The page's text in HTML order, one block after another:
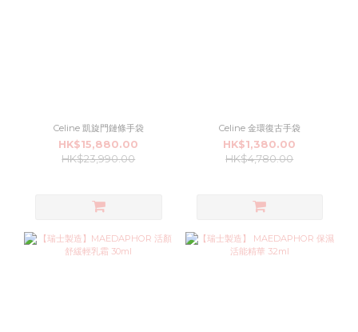
Celine 凱旋門鏈條手袋
HK$15,880.00
HK$23,990.00
Celine 金環復古手袋
HK$1,380.00
HK$4,780.00